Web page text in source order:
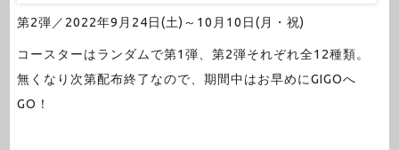
第2弾／2022年9月24日(土)～10月10日(月・祝)
コースターはランダムで第1弾、第2弾それぞれ全12種類。
無くなり次第配布終了なので、期間中はお早めにGIGOへ
GO！